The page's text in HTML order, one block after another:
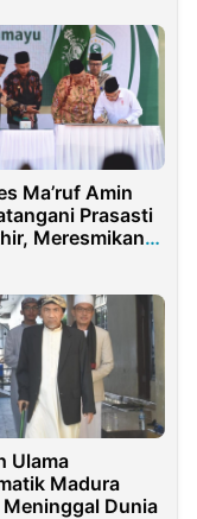
Ma’ruf Amin
Prasasti
Meresmikan
Ulama
Madura
Meninggal Dunia